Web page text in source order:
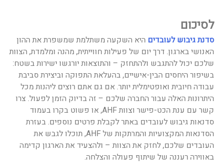
לסיכום
סדנת גיבוש לעובדים היא השקעה משתלמת שמשפרת את ההון
האנושי בארגון. דרך יום של פעילות חווייתית, מהנה ומלמדת, הצוות
שלכם יכול להתגבש ולהתחזק – והתוצאות יורגשו ישירות בשטח:
בשיפור היחסים הבין-אישיים, בהעלאת התפוקה וביצירת סביבת
עבודה חיובית ואופטימלית יותר. אם גם אתם רוצים ליהנות מכל
היתרונות האלה עבור החברה שלכם – זה בדיוק הזמן לפעול. צרו
קשר עם ענת הכט-פישר וצוות AHF, או פשוט בקרו בעמוד
סדנאות גיבוש לעובדים באתר לקבלת פרטים נוספים. בעזרת
הסדנאות המקצועיות והמרתקות של AHF, תוכלו לגבש את
העובדים שלכם, לחזק את הצוות – ולהצעיד את הארגון קדימה
באווירה רעננה של שיתוף פעולה והצלחה.